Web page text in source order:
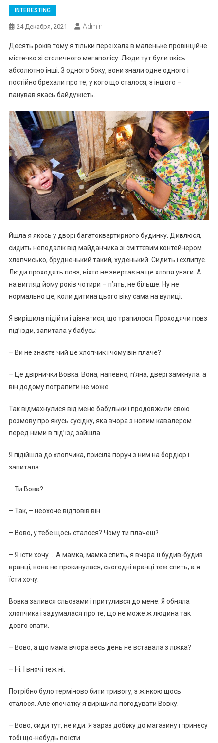
INTERESTING
24 Декабря, 2021 Admin
Десять років тому я тільки переїхала в маленьке провінційне
містечко зі столичного мегаполісу. Люди тут були якісь
абсолютно інші. З одного боку, вони знали одне одного і
постійно брехали про те, у кого що сталося, з іншого –
панував якась байдужість.
Йшла я якось у дворі багатоквартирного будинку. Дивлюся,
сидить неподалік від майданчика зі сміттєвим контейнером
хлопчисько, брудненький такий, худенький. Сидить і схлипує.
Люди проходять повз, ніхто не звертає на це хлопя уваги. А
на вигляд йому років чотири – п’ять, не більше. Ну не
нормально це, коли дитина цього віку сама на вулиці.
Я вирішила підійти і дізнатися, що трапилося. Проходячи повз
під’їзди, запитала у бабусь:
– Ви не знаєте чий це хлопчик і чому він плаче?
– Це двірнички Вовка. Вона, напевно, n’яна, двері замкнула, а
він додому потрапити не може.
Так відмахнулися від мене бабульки і продовжили свою
розмову про якусь сусідку, яка вчора з новим кавалером
перед ними в під’їзд зайшла.
Я підійшла до хлопчика, присіла поруч з ним на бордюр і
запитала:
– Ти Вова?
– Так, – неохоче відповів він.
– Вово, у тебе щось сталося? Чому ти плачеш?
– Я їсти хочу … А мамка, мамка спить, я вчора її будив-будив
вранці, вона не прокинулася, сьогодні вранці теж спить, а я
їсти хочу.
Вовка залився сльозами і притулився до мене. Я обняла
хлопчика і задумалася про те, що не може ж людина так
довго спати.
– Вово, а що мама вчора весь день не вставала з ліжка?
– Ні. І вночі теж ні.
Потрібно було терміново бити тривогу, з жінкою щось
сталося. Але спочатку я вирішила погодувати Вовку.
– Вово, сиди тут, не йди. Я зараз добіжу до магазину і принесу
тобі що-небудь поїсти.